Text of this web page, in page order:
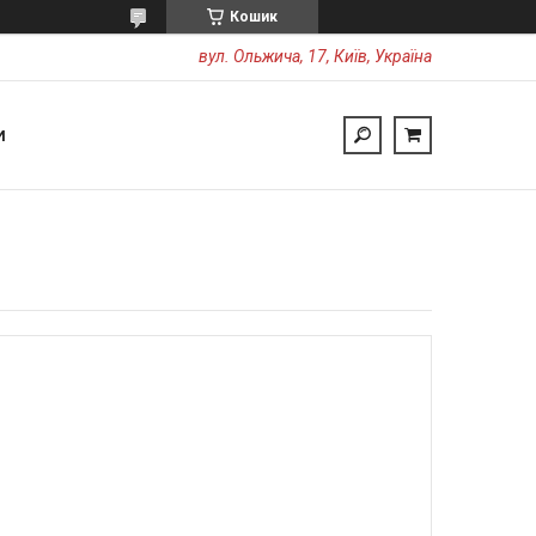
Кошик
вул. Ольжича, 17, Київ, Україна